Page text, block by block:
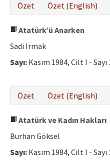
Özet
Özet (English)
Atatürk’ü Anarken
Sadi Irmak
Sayı: Kasım 1984, Cilt I - Sayı
Özet
Özet (English)
Atatürk ve Kadın Hakları
Burhan Göksel
Sayı: Kasım 1984, Cilt I - Sayı